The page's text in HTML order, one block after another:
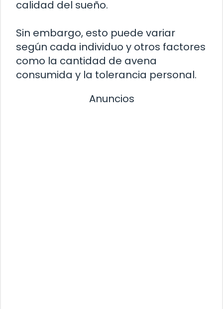
calidad del sueño.
Sin embargo, esto puede variar
según cada individuo y otros factores
como la cantidad de avena
consumida y la tolerancia personal.
Anuncios